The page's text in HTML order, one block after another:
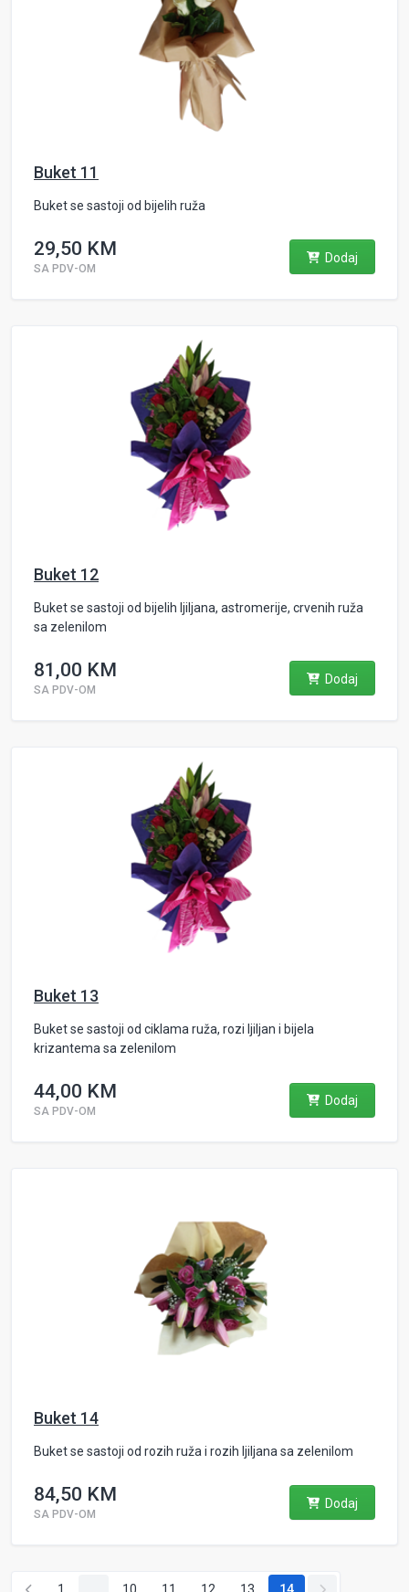
Buket 11
Buket se sastoji od bijelih ruža
29,50 KM
SA PDV-OM
Dodaj
Buket 12
Buket se sastoji od bijelih ljiljana, astromerije, crvenih ruža
sa zelenilom
81,00 KM
SA PDV-OM
Dodaj
Buket 13
Buket se sastoji od ciklama ruža, rozi ljiljan i bijela
krizantema sa zelenilom
44,00 KM
SA PDV-OM
Dodaj
Buket 14
Buket se sastoji od rozih ruža i rozih ljiljana sa zelenilom
84,50 KM
SA PDV-OM
Dodaj